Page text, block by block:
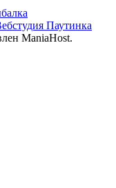
ManiaHost.